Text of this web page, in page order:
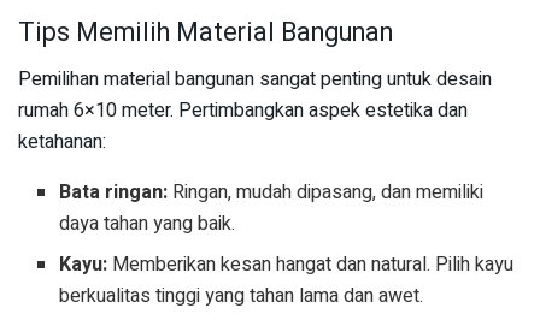
Tips Memilih Material Bangunan
Pemilihan material bangunan sangat penting untuk desain
rumah 6×10 meter. Pertimbangkan aspek estetika dan
ketahanan:
Bata ringan: Ringan, mudah dipasang, dan memiliki
daya tahan yang baik.
Kayu: Memberikan kesan hangat dan natural. Pilih kayu
berkualitas tinggi yang tahan lama dan awet.